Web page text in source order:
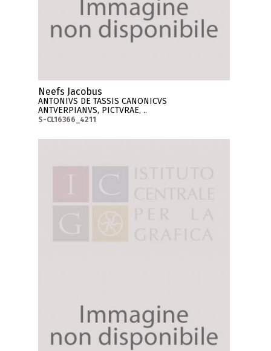
Neefs Jacobus
ANTONIVS DE TASSIS CANONICVS
ANTVERPIANVS, PICTVRAE, ..
S-CL16366_4211